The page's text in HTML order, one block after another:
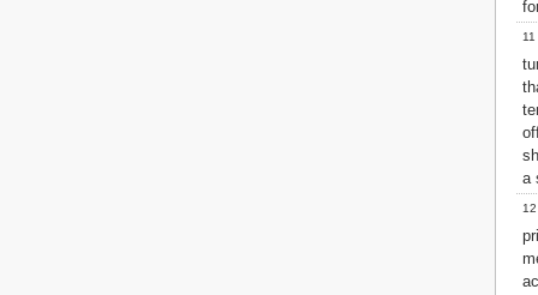
11
a
12